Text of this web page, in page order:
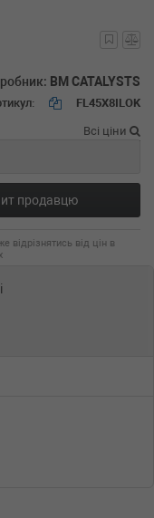
BM CATALYSTS
FL45X8ILOK
Всі ціни
продавцю
відрізнятись від цін в